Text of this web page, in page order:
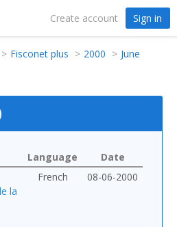
Create account Sign in
Fisconet plus 2000
June
Language
Date
la
French 08-06-2000